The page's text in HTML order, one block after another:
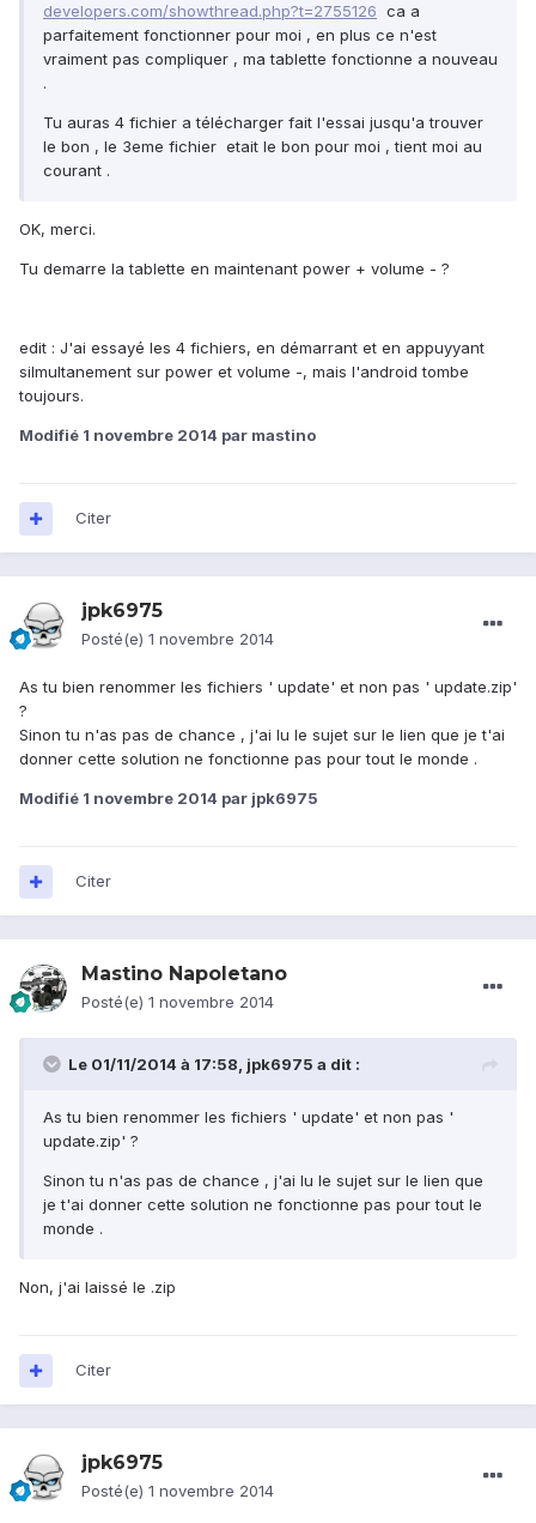
developers.com/showthread.php?t=2755126 ca a
parfaitement fonctionner pour moi , en plus ce n'est
vraiment pas compliquer , ma tablette fonctionne a nouveau
.
Tu auras 4 fichier a télécharger fait l'essai jusqu'a trouver
le bon , le 3eme fichier etait le bon pour moi , tient moi au
courant .
OK, merci.
Tu demarre la tablette en maintenant power + volume - ?
edit : J'ai essayé les 4 fichiers, en démarrant et en appuyyant
silmultanement sur power et volume -, mais l'android tombe
toujours.
Modifié 1 novembre 2014 par mastino
Citer
jpk6975
Posté(e) 1 novembre 2014
As tu bien renommer les fichiers ' update' et non pas ' update.zip'
?
Sinon tu n'as pas de chance , j'ai lu le sujet sur le lien que je t'ai
donner cette solution ne fonctionne pas pour tout le monde .
Modifié 1 novembre 2014 par jpk6975
Citer
Mastino Napoletano
Posté(e) 1 novembre 2014
Le 01/11/2014 à 17:58, jpk6975 a dit :
As tu bien renommer les fichiers ' update' et non pas '
update.zip' ?
Sinon tu n'as pas de chance , j'ai lu le sujet sur le lien que
je t'ai donner cette solution ne fonctionne pas pour tout le
monde .
Non, j'ai laissé le .zip
Citer
jpk6975
Posté(e) 1 novembre 2014